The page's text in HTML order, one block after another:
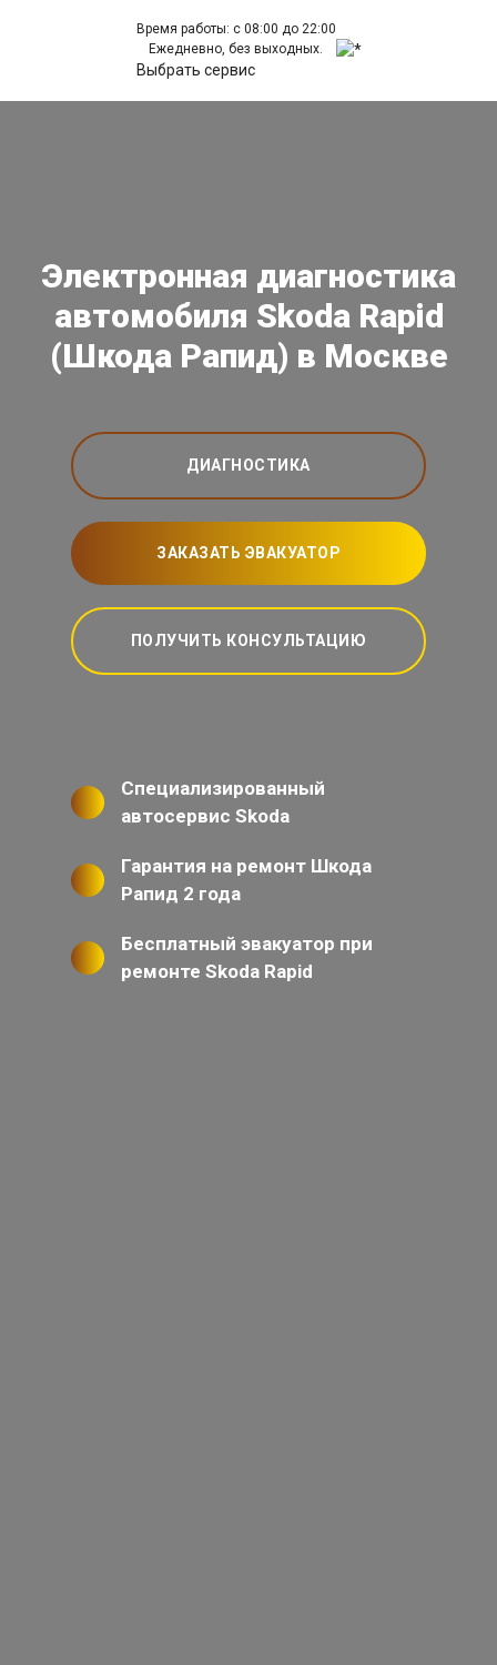
Время работы: с 08:00 до 22:00
Ежедневно, без выходных.
Выбрать сервис
Электронная диагностика
автомобиля Skoda Rapid
(Шкода Рапид) в Москве
ДИАГНОСТИКА
ЗАКАЗАТЬ ЭВАКУАТОР
ПОЛУЧИТЬ КОНСУЛЬТАЦИЮ
Специализированный
автосервис Skoda
Гарантия на ремонт Шкода
Рапид 2 года
Бесплатный эвакуатор при
ремонте Skoda Rapid